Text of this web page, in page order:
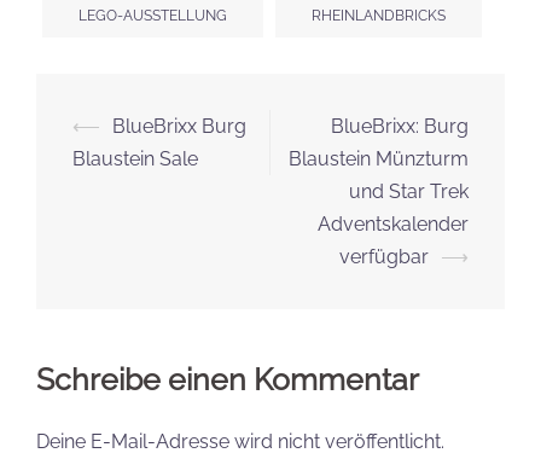
LEGO-AUSSTELLUNG RHEINLANDBRICKS
Beitrags-
Navigation
⟵
BlueBrixx Burg
Blaustein Sale
BlueBrixx: Burg
Blaustein Münzturm
und Star Trek
Adventskalender
verfügbar ⟶
Schreibe einen Kommentar
Deine E-Mail-Adresse wird nicht veröffentlicht.